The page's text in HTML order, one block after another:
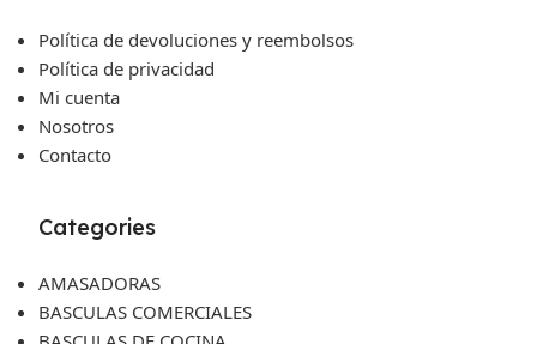
Política de devoluciones y reembolsos
Política de privacidad
Mi cuenta
Nosotros
Contacto
Categories
AMASADORAS
BASCULAS COMERCIALES